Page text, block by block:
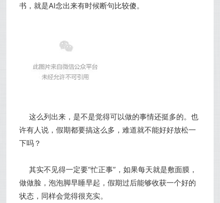
书，就是AI念出来有时候断句比较傻。
这么列出来，是不是觉得可以做的事情还挺多的。也
许有人说，假期都要搞这么多，难道就不能好好放松一
下吗？
其实不见得一定要“忙正事”，如果每天就是敷面膜，
做做脸，泡泡脚早睡早起，假期过后能够收获一个好的
状态，同样会觉得很充实。